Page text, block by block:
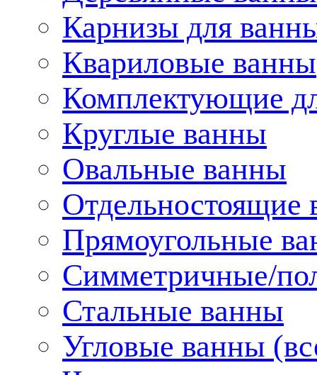
Карнизы для
Квариловые ванны
Комплектующие
Круглые ванны
Овальные ванны
Отдельностоящие
Прямоугольные
Симметричные/
Стальные ванны
Угловые ванны